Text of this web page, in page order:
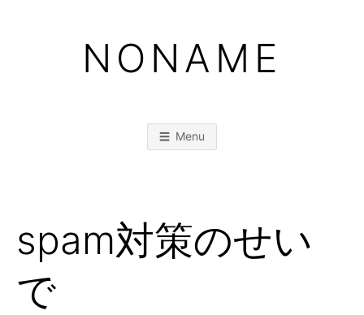
NONAME
Menu
spam対策のせい
で